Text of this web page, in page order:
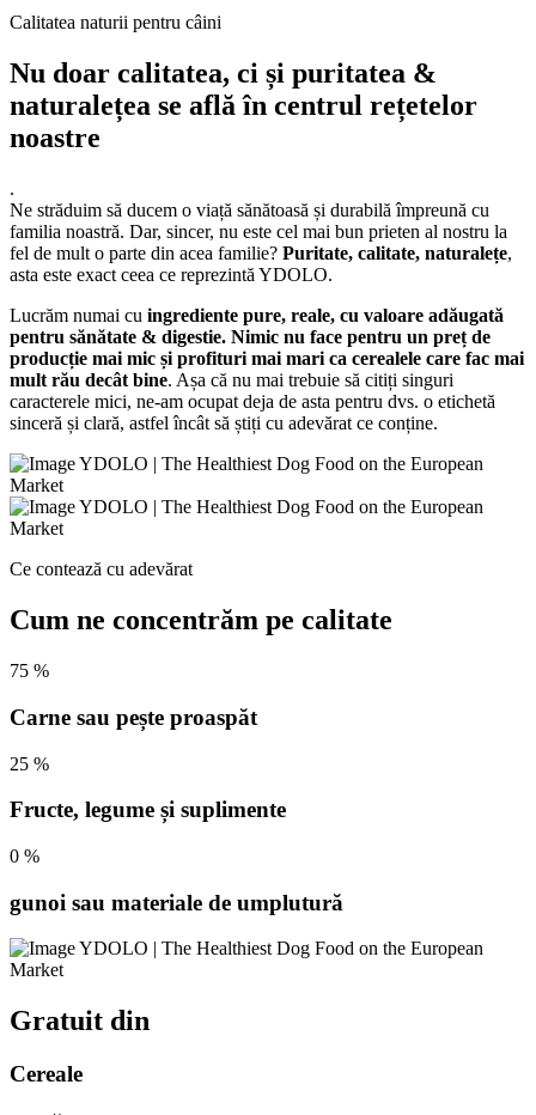
Calitatea naturii pentru câini
Nu doar calitatea, ci și puritatea &
naturalețea se află în centrul rețetelor
noastre
.
Ne străduim să ducem o viață sănătoasă și durabilă împreună cu
familia noastră. Dar, sincer, nu este cel mai bun prieten al nostru la
fel de mult o parte din acea familie? Puritate, calitate, naturalețe,
asta este exact ceea ce reprezintă YDOLO.
Lucrăm numai cu ingrediente pure, reale, cu valoare adăugată
pentru sănătate & digestie. Nimic nu face pentru un preț de
producție mai mic și profituri mai mari ca cerealele care fac mai
mult rău decât bine. Așa că nu mai trebuie să citiți singuri
caracterele mici, ne-am ocupat deja de asta pentru dvs. o etichetă
sinceră și clară, astfel încât să știți cu adevărat ce conține.
Ce contează cu adevărat
Cum ne concentrăm pe calitate
75 %
Carne sau pește proaspăt
25 %
Fructe, legume și suplimente
0 %
gunoi sau materiale de umplutură
Gratuit din
Cereale